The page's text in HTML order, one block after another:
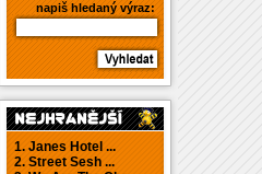
napiš hledaný výraz:
1. Janes Hotel ...
2. Street Sesh ...